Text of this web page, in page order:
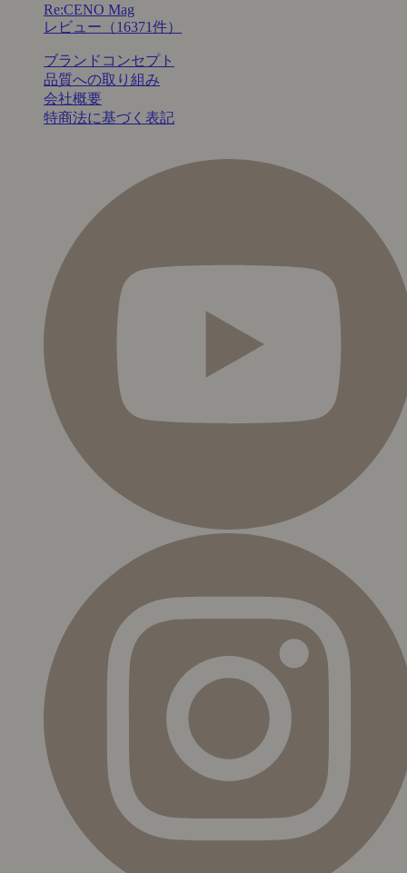
Re:CENO Mag
レビュー（16371件）
ブランドコンセプト
品質への取り組み
会社概要
特商法に基づく表記